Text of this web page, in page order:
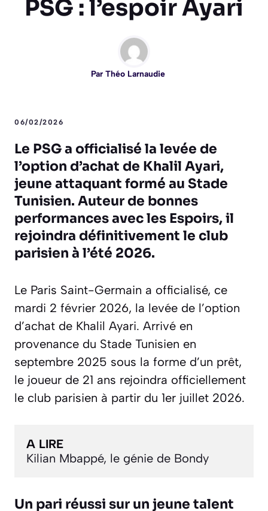
PSG : l’espoir Ayari
Par Théo Larnaudie
06/02/2026
Le PSG a officialisé la levée de
l’option d’achat de Khalil Ayari,
jeune attaquant formé au Stade
Tunisien. Auteur de bonnes
performances avec les Espoirs, il
rejoindra définitivement le club
parisien à l’été 2026.
Le Paris Saint-Germain a officialisé, ce
mardi 2 février 2026, la levée de l’option
d’achat de Khalil Ayari. Arrivé en
provenance du Stade Tunisien en
septembre 2025 sous la forme d’un prêt,
le joueur de 21 ans rejoindra officiellement
le club parisien à partir du 1er juillet 2026.
A LIRE
Kilian Mbappé, le génie de Bondy
Un pari réussi sur un jeune talent